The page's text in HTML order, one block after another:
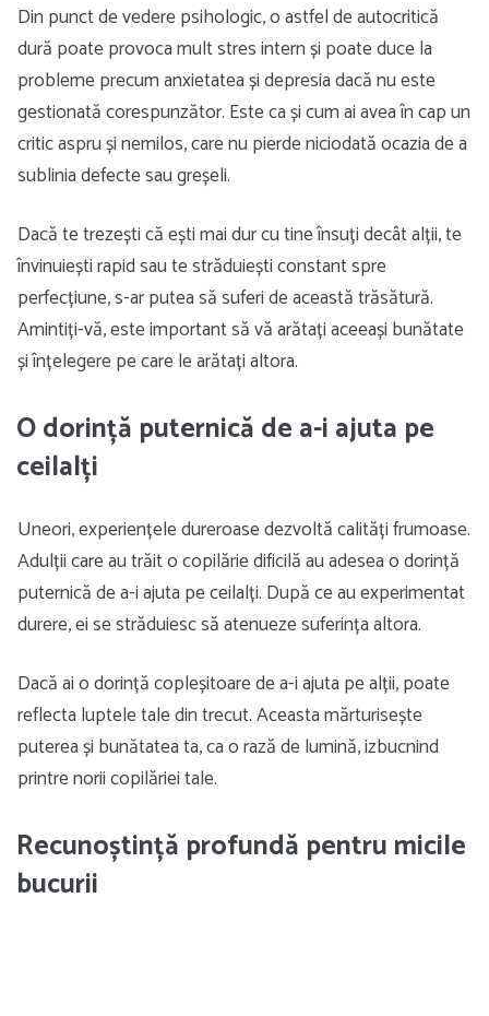
Din punct de vedere psihologic, o astfel de autocritică
dură poate provoca mult stres intern și poate duce la
probleme precum anxietatea și depresia dacă nu este
gestionată corespunzător. Este ca și cum ai avea în cap un
critic aspru și nemilos, care nu pierde niciodată ocazia de a
sublinia defecte sau greșeli.
Dacă te trezești că ești mai dur cu tine însuți decât alții, te
învinuiești rapid sau te străduiești constant spre
perfecțiune, s-ar putea să suferi de această trăsătură.
Amintiți-vă, este important să vă arătați aceeași bunătate
și înțelegere pe care le arătați altora.
O dorință puternică de a-i ajuta pe
ceilalți
Uneori, experiențele dureroase dezvoltă calități frumoase.
Adulții care au trăit o copilărie dificilă au adesea o dorință
puternică de a-i ajuta pe ceilalți. După ce au experimentat
durere, ei se străduiesc să atenueze suferința altora.
Dacă ai o dorință copleșitoare de a-i ajuta pe alții, poate
reflecta luptele tale din trecut. Aceasta mărturisește
puterea și bunătatea ta, ca o rază de lumină, izbucnind
printre norii copilăriei tale.
Recunoștință profundă pentru micile
bucurii